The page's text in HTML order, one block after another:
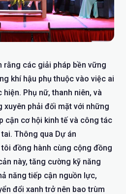
rằng các giải pháp bền vững
khí hậu phụ thuộc vào việc ai
Phụ nữ, thanh niên, và
xuyên phải đối mặt với những
cận cơ hội kinh tế và công tác
Thông qua Dự án
đồng hành cùng cộng đồng
này, tăng cường kỹ năng
năng tiếp cận nguồn lực,
đổi xanh trở nên bao trùm